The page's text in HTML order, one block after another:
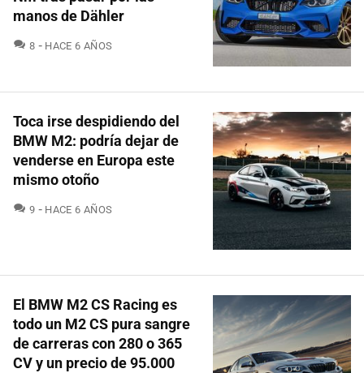
manos de Dähler
8 COMENTARIOS
HACE 6 AÑOS
Toca irse despidiendo del
BMW M2: podría dejar de
venderse en Europa este
mismo otoño
9 COMENTARIOS
HACE 6 AÑOS
El BMW M2 CS Racing es
todo un M2 CS pura sangre
de carreras con 280 o 365
CV y un precio de 95.000